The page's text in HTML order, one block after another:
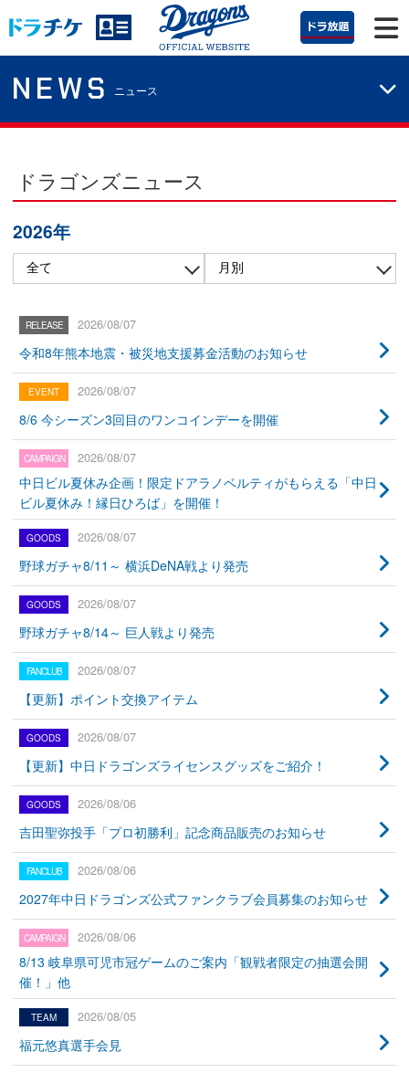
NEWS ニュース
ドラゴンズニュース
2026年
2026/08/07
令和8年熊本地震・被災地支援募金活動のお知らせ
2026/08/07
8/6 今シーズン3回目のワンコインデーを開催
2026/08/07
中日ビル夏休み企画！限定ドアラノベルティがもらえる「中日
ビル夏休み！縁日ひろば」を開催！
2026/08/07
野球ガチャ8/11～ 横浜DeNA戦より発売
2026/08/07
野球ガチャ8/14～ 巨人戦より発売
2026/08/07
【更新】ポイント交換アイテム
2026/08/07
【更新】中日ドラゴンズライセンスグッズをご紹介！
2026/08/06
吉田聖弥投手「プロ初勝利」記念商品販売のお知らせ
2026/08/06
2027年中日ドラゴンズ公式ファンクラブ会員募集のお知らせ
2026/08/06
8/13 岐阜県可児市冠ゲームのご案内「観戦者限定の抽選会開
催！」他
2026/08/05
福元悠真選手会見